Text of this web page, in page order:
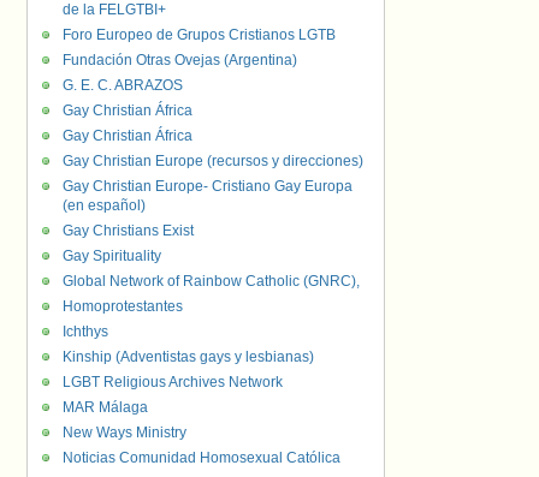
de la FELGTBI+
Foro Europeo de Grupos Cristianos LGTB
Fundación Otras Ovejas (Argentina)
G. E. C. ABRAZOS
Gay Christian África
Gay Christian África
Gay Christian Europe (recursos y direcciones)
Gay Christian Europe- Cristiano Gay Europa
(en español)
Gay Christians Exist
Gay Spirituality
Global Network of Rainbow Catholic (GNRC),
Homoprotestantes
Ichthys
Kinship (Adventistas gays y lesbianas)
LGBT Religious Archives Network
MAR Málaga
New Ways Ministry
Noticias Comunidad Homosexual Católica